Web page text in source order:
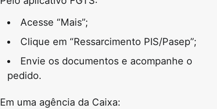
Acesse “Mais”;
Clique em “Ressarcimento PIS/Pasep”;
Envie os documentos e acompanhe o
pedido.
Em uma agência da Caixa: